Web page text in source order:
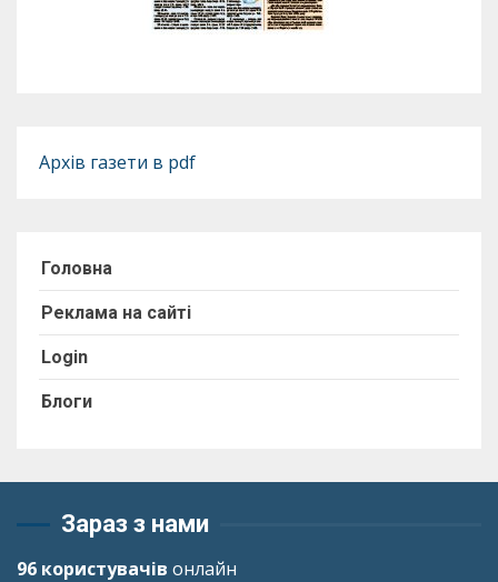
Архів газети в pdf
Головна
Реклама на сайті
Login
Блоги
Зараз з нами
96 користувачів онлайн